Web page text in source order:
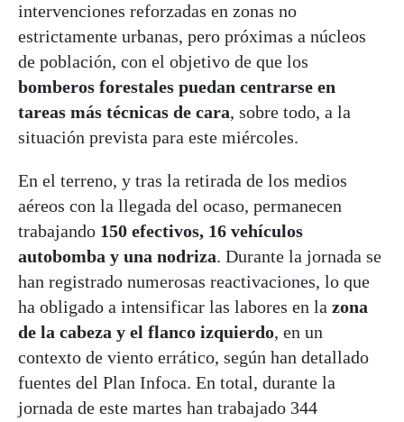
intervenciones reforzadas en zonas no
estrictamente urbanas, pero próximas a núcleos
de población, con el objetivo de que los
bomberos forestales puedan centrarse en
tareas más técnicas de cara, sobre todo, a la
situación prevista para este miércoles.
En el terreno, y tras la retirada de los medios
aéreos con la llegada del ocaso, permanecen
trabajando 150 efectivos, 16 vehículos
autobomba y una nodriza. Durante la jornada se
han registrado numerosas reactivaciones, lo que
ha obligado a intensificar las labores en la zona
de la cabeza y el flanco izquierdo, en un
contexto de viento errático, según han detallado
fuentes del Plan Infoca. En total, durante la
jornada de este martes han trabajado 344